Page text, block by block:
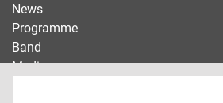
News
Programme
Band
Media